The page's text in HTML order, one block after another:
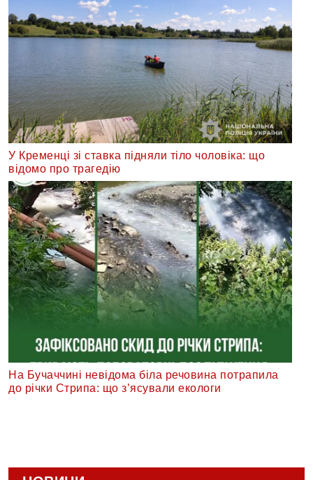
У Кременці зі ставка підняли тіло чоловіка: що
відомо про трагедію
На Бучаччині невідома біла речовина потрапила
до річки Стрипа: що з’ясували екологи